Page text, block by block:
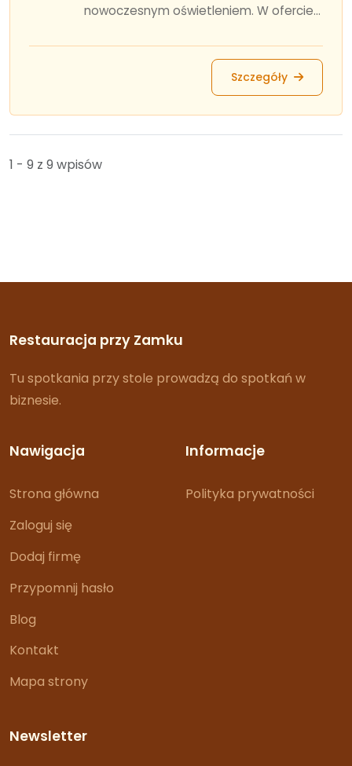
nowoczesnym oświetleniem. W ofercie...
Szczegóły
1 - 9 z 9 wpisów
Restauracja przy Zamku
Tu spotkania przy stole prowadzą do spotkań w
biznesie.
Nawigacja
Strona główna
Zaloguj się
Dodaj firmę
Przypomnij hasło
Blog
Kontakt
Mapa strony
Informacje
Polityka prywatności
Newsletter